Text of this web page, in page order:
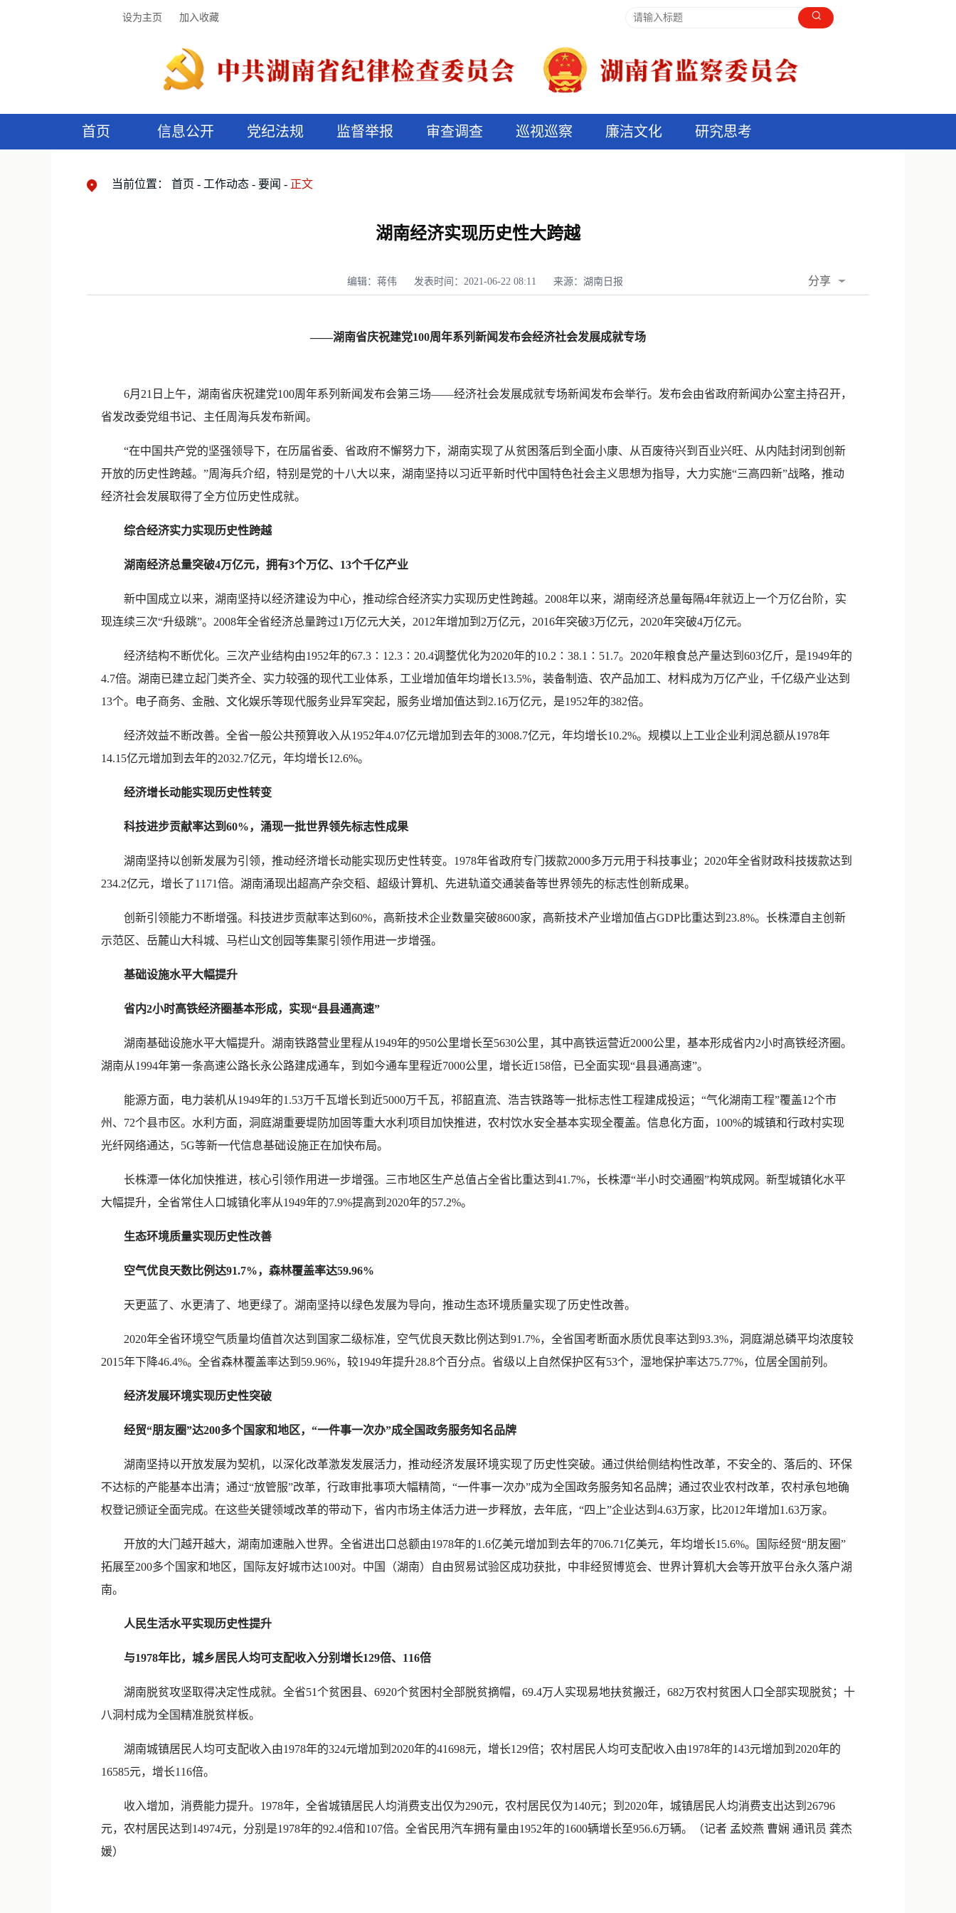
设为主页 加入收藏
首页 信息公开 党纪法规 监督举报 审查调查 巡视巡察 廉洁文化 研究思考
当前位置： 首页 工作动态 要闻 正文
湖南经济实现历史性大跨越
编辑：蒋伟 发表时间：2021-06-22 08:11 来源：湖南日报 分享
——湖南省庆祝建党100周年系列新闻发布会经济社会发展成就专场
6月21日上午，湖南省庆祝建党100周年系列新闻发布会第三场——经济社会发展成就专场新闻发布会举行。发布会由省政府新闻办公室主持召开，
省发改委党组书记、主任周海兵发布新闻。
“在中国共产党的坚强领导下，在历届省委、省政府不懈努力下，湖南实现了从贫困落后到全面小康、从百废待兴到百业兴旺、从内陆封闭到创新
开放的历史性跨越。”周海兵介绍，特别是党的十八大以来，湖南坚持以习近平新时代中国特色社会主义思想为指导，大力实施“三高四新”战略，推动
经济社会发展取得了全方位历史性成就。
综合经济实力实现历史性跨越
湖南经济总量突破4万亿元，拥有3个万亿、13个千亿产业
新中国成立以来，湖南坚持以经济建设为中心，推动综合经济实力实现历史性跨越。2008年以来，湖南经济总量每隔4年就迈上一个万亿台阶，实
现连续三次“升级跳”。2008年全省经济总量跨过1万亿元大关，2012年增加到2万亿元，2016年突破3万亿元，2020年突破4万亿元。
经济结构不断优化。三次产业结构由1952年的67.3∶12.3∶20.4调整优化为2020年的10.2∶38.1∶51.7。2020年粮食总产量达到603亿斤，是1949年的
4.7倍。湖南已建立起门类齐全、实力较强的现代工业体系，工业增加值年均增长13.5%，装备制造、农产品加工、材料成为万亿产业，千亿级产业达到
13个。电子商务、金融、文化娱乐等现代服务业异军突起，服务业增加值达到2.16万亿元，是1952年的382倍。
经济效益不断改善。全省一般公共预算收入从1952年4.07亿元增加到去年的3008.7亿元，年均增长10.2%。规模以上工业企业利润总额从1978年
14.15亿元增加到去年的2032.7亿元，年均增长12.6%。
经济增长动能实现历史性转变
科技进步贡献率达到60%，涌现一批世界领先标志性成果
湖南坚持以创新发展为引领，推动经济增长动能实现历史性转变。1978年省政府专门拨款2000多万元用于科技事业；2020年全省财政科技拨款达到
234.2亿元，增长了1171倍。湖南涌现出超高产杂交稻、超级计算机、先进轨道交通装备等世界领先的标志性创新成果。
创新引领能力不断增强。科技进步贡献率达到60%，高新技术企业数量突破8600家，高新技术产业增加值占GDP比重达到23.8%。长株潭自主创新
示范区、岳麓山大科城、马栏山文创园等集聚引领作用进一步增强。
基础设施水平大幅提升
省内2小时高铁经济圈基本形成，实现“县县通高速”
湖南基础设施水平大幅提升。湖南铁路营业里程从1949年的950公里增长至5630公里，其中高铁运营近2000公里，基本形成省内2小时高铁经济圈。
湖南从1994年第一条高速公路长永公路建成通车，到如今通车里程近7000公里，增长近158倍，已全面实现“县县通高速”。
能源方面，电力装机从1949年的1.53万千瓦增长到近5000万千瓦，祁韶直流、浩吉铁路等一批标志性工程建成投运；“气化湖南工程”覆盖12个市
州、72个县市区。水利方面，洞庭湖重要堤防加固等重大水利项目加快推进，农村饮水安全基本实现全覆盖。信息化方面，100%的城镇和行政村实现
光纤网络通达，5G等新一代信息基础设施正在加快布局。
长株潭一体化加快推进，核心引领作用进一步增强。三市地区生产总值占全省比重达到41.7%，长株潭“半小时交通圈”构筑成网。新型城镇化水平
大幅提升，全省常住人口城镇化率从1949年的7.9%提高到2020年的57.2%。
生态环境质量实现历史性改善
空气优良天数比例达91.7%，森林覆盖率达59.96%
天更蓝了、水更清了、地更绿了。湖南坚持以绿色发展为导向，推动生态环境质量实现了历史性改善。
2020年全省环境空气质量均值首次达到国家二级标准，空气优良天数比例达到91.7%，全省国考断面水质优良率达到93.3%，洞庭湖总磷平均浓度较
2015年下降46.4%。全省森林覆盖率达到59.96%，较1949年提升28.8个百分点。省级以上自然保护区有53个，湿地保护率达75.77%，位居全国前列。
经济发展环境实现历史性突破
经贸“朋友圈”达200多个国家和地区，“一件事一次办”成全国政务服务知名品牌
湖南坚持以开放发展为契机，以深化改革激发发展活力，推动经济发展环境实现了历史性突破。通过供给侧结构性改革，不安全的、落后的、环保
不达标的产能基本出清；通过“放管服”改革，行政审批事项大幅精简，“一件事一次办”成为全国政务服务知名品牌；通过农业农村改革，农村承包地确
权登记颁证全面完成。在这些关键领域改革的带动下，省内市场主体活力进一步释放，去年底，“四上”企业达到4.63万家，比2012年增加1.63万家。
开放的大门越开越大，湖南加速融入世界。全省进出口总额由1978年的1.6亿美元增加到去年的706.71亿美元，年均增长15.6%。国际经贸“朋友圈”
拓展至200多个国家和地区，国际友好城市达100对。中国（湖南）自由贸易试验区成功获批，中非经贸博览会、世界计算机大会等开放平台永久落户湖
南。
人民生活水平实现历史性提升
与1978年比，城乡居民人均可支配收入分别增长129倍、116倍
湖南脱贫攻坚取得决定性成就。全省51个贫困县、6920个贫困村全部脱贫摘帽，69.4万人实现易地扶贫搬迁，682万农村贫困人口全部实现脱贫；十
八洞村成为全国精准脱贫样板。
湖南城镇居民人均可支配收入由1978年的324元增加到2020年的41698元，增长129倍；农村居民人均可支配收入由1978年的143元增加到2020年的
16585元，增长116倍。
收入增加，消费能力提升。1978年，全省城镇居民人均消费支出仅为290元，农村居民仅为140元；到2020年，城镇居民人均消费支出达到26796
元，农村居民达到14974元，分别是1978年的92.4倍和107倍。全省民用汽车拥有量由1952年的1600辆增长至956.6万辆。（记者 孟姣燕 曹娴 通讯员 龚杰
媛）